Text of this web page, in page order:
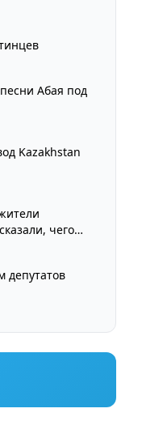
Абая под
Kazakhstan
чего
депутатов